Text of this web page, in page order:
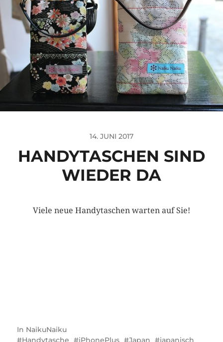
14. JUNI 2017
HANDYTASCHEN SIND
WIEDER DA
Viele neue Handytaschen warten auf Sie!
In NaikuNaiku
Handytasche
iPhonePlus Japan japanisch